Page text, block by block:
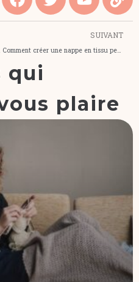
SUIVANT
Comment créer une nappe en tissu personnalisée ?
qui
plaire